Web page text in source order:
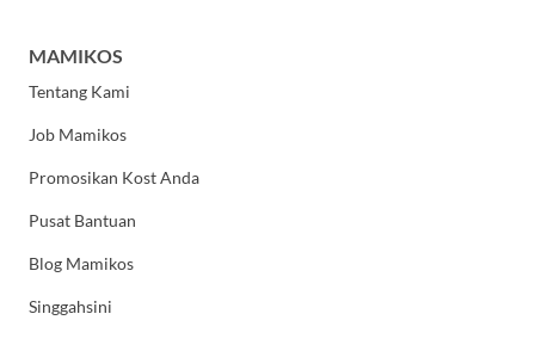
MAMIKOS
Tentang Kami
Job Mamikos
Promosikan Kost Anda
Pusat Bantuan
Blog Mamikos
Singgahsini